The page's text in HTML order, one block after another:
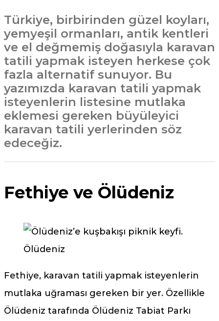
Türkiye, birbirinden güzel koyları,
yemyeşil ormanları, antik kentleri
ve el değmemiş doğasıyla karavan
tatili yapmak isteyen herkese çok
fazla alternatif sunuyor. Bu
yazımızda karavan tatili yapmak
isteyenlerin listesine mutlaka
eklemesi gereken büyüleyici
karavan tatili yerlerinden söz
edeceğiz.
Fethiye ve Ölüdeniz
Ölüdeniz
Fethiye, karavan tatili yapmak isteyenlerin
mutlaka uğraması gereken bir yer. Özellikle
Ölüdeniz tarafında Ölüdeniz Tabiat Parkı